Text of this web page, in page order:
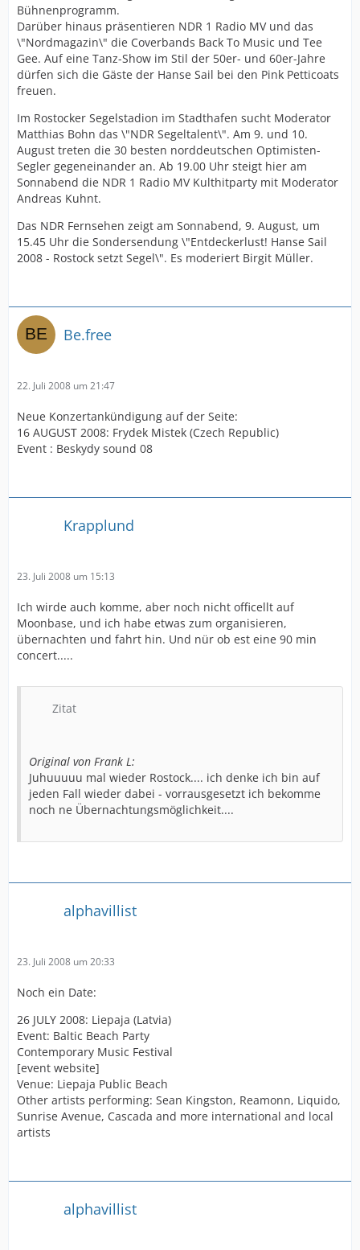
Bühnenprogramm.
Darüber hinaus präsentieren NDR 1 Radio MV und das
\"Nordmagazin\" die Coverbands Back To Music und Tee
Gee. Auf eine Tanz-Show im Stil der 50er- und 60er-Jahre
dürfen sich die Gäste der Hanse Sail bei den Pink Petticoats
freuen.
Im Rostocker Segelstadion im Stadthafen sucht Moderator
Matthias Bohn das \"NDR Segeltalent\". Am 9. und 10.
August treten die 30 besten norddeutschen Optimisten-
Segler gegeneinander an. Ab 19.00 Uhr steigt hier am
Sonnabend die NDR 1 Radio MV Kulthitparty mit Moderator
Andreas Kuhnt.
Das NDR Fernsehen zeigt am Sonnabend, 9. August, um
15.45 Uhr die Sondersendung \"Entdeckerlust! Hanse Sail
2008 - Rostock setzt Segel\". Es moderiert Birgit Müller.
Be.free
22. Juli 2008 um 21:47
Neue Konzertankündigung auf der Seite:
16 AUGUST 2008: Frydek Mistek (Czech Republic)
Event : Beskydy sound 08
Krapplund
23. Juli 2008 um 15:13
Ich wirde auch komme, aber noch nicht officellt auf
Moonbase, und ich habe etwas zum organisieren,
übernachten und fahrt hin. Und nür ob est eine 90 min
concert.....
Zitat
Original von Frank L:
Juhuuuuu mal wieder Rostock.... ich denke ich bin auf
jeden Fall wieder dabei - vorrausgesetzt ich bekomme
noch ne Übernachtungsmöglichkeit....
alphavillist
23. Juli 2008 um 20:33
Noch ein Date:
26 JULY 2008: Liepaja (Latvia)
Event: Baltic Beach Party
Contemporary Music Festival
[event website]
Venue: Liepaja Public Beach
Other artists performing: Sean Kingston, Reamonn, Liquido,
Sunrise Avenue, Cascada and more international and local
artists
alphavillist